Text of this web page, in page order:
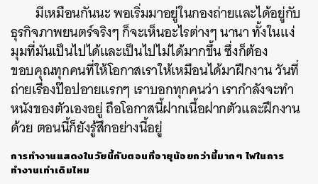
มีเหมือนกันนะ พอเริ่มมาอยู่ในกองถ่ายและได้อยู่กับ
ธุรกิจภาพยนตร์จริงๆ ก็จะเห็นอะไรต่างๆ นานา ทั้งในแง่
มุมที่มันเป็นไปได้และเป็นไปไม่ได้มากขึ้น ซึ่งก็ต้อง
ขอบคุณทุกคนที่ให้โอกาสเราให้เหมือนได้มาฝึกงาน วันที่
ถ่ายเรื่องป๊อปอายแรกๆ เราบอกทุกคนว่า เรากำลังจะทำ
หนังของตัวเองอยู่ ถือโอกาสนี้ฝากเนื้อฝากตัวและฝึกงาน
ด้วย ตอนนี้ก็ยังรู้สึกอย่างนี้อยู่
การทำงานแสดงในวัยนี้กับตอนที่อายุน้อยกว่านี้มากๆ ไฟในการ
ทำงานเท่าเดิมไหม